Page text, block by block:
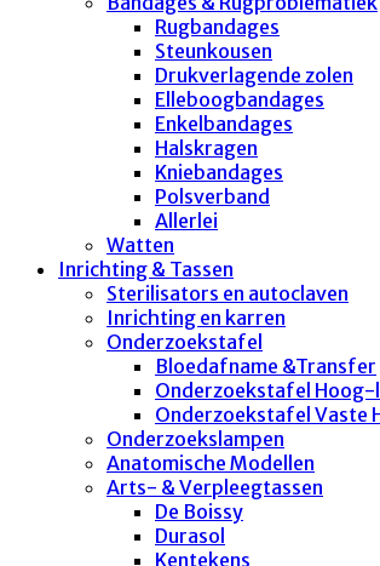
Rugbandages
Steunkousen
Drukverlagende zolen
Elleboogbandages
Enkelbandages
Halskragen
Kniebandages
Polsverband
Allerlei
Watten
Inrichting & Tassen
Sterilisators en autoclaven
Inrichting en karren
Onderzoekstafel
Bloedafname &Transfer
Onderzoekstafel Hoog-
Onderzoekstafel Vaste
Onderzoekslampen
Anatomische Modellen
Arts- & Verpleegtassen
De Boissy
Durasol
Kentekens